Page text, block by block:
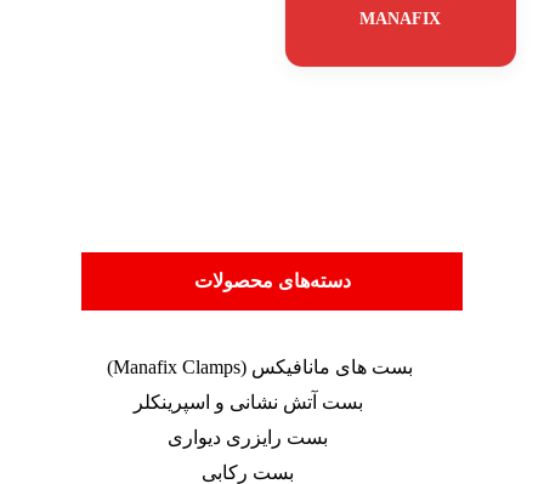
MANAFIX
دسته‌های محصولات
بست های مانافیکس (Manafix Clamps)
بست آتش نشانی و اسپرینکلر
بست رایزری دیواری
بست رکابی